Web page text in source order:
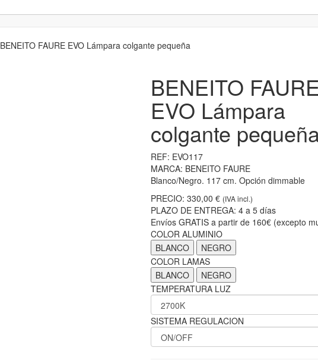
BENEITO FAURE EVO Lámpara colgante pequeña
BENEITO FAURE
EVO Lámpara
colgante
REF: EVO117
MARCA: BENEITO FAURE
Blanco/Negro. 117 cm. Opción dimmable
PRECIO: 330,00 € (IVA incl.)
PLAZO DE ENTREGA: 4 a 5 días
Envíos GRATIS a partir de 160€ (excepto
COLOR ALUMINIO
BLANCO
NEGRO
COLOR LAMAS
BLANCO
NEGRO
TEMPERATURA LUZ
SISTEMA REGULACION